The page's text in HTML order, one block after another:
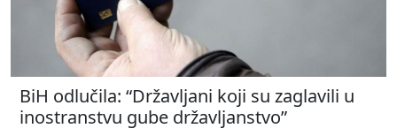
BiH odlučila: “Državljani koji su zaglavili u
inostranstvu gube državljanstvo”